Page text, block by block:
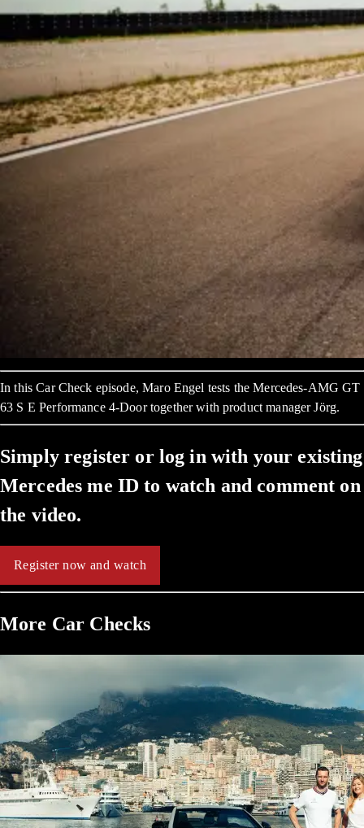
In this Car Check episode, Maro Engel tests the Mercedes-AMG GT
63 S E Performance 4-Door together with product manager Jörg.
Simply register or log in with your existing
Mercedes me ID to watch and comment on
the video.
Register now and watch
More Car Checks